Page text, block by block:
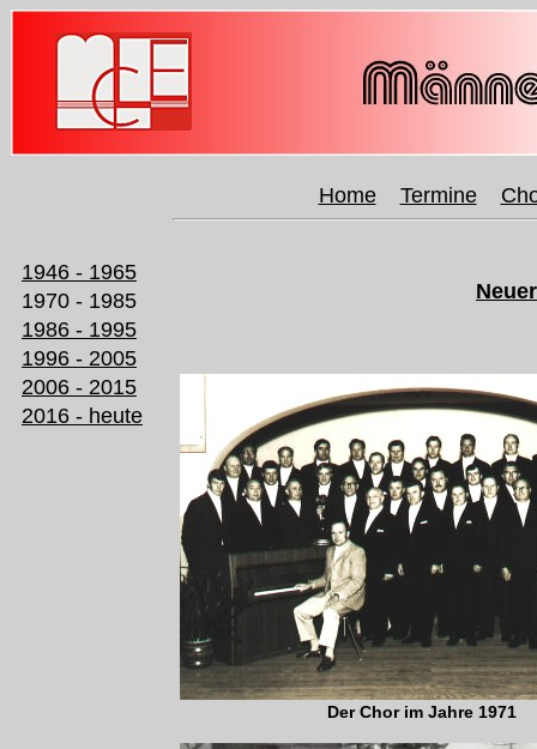
Home Termine
1946 - 1965
1970 - 1985
1986 - 1995
1996 - 2005
2006 - 2015
2016 - heute
Der Chor im Jahre 1971